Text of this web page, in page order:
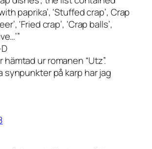
paprika’, ‘Stuffed crap’, Crap
‘Fried crap’, ‘Crap balls’,
hämtad ur romanen “Utz”.
synpunkter på karp har jag